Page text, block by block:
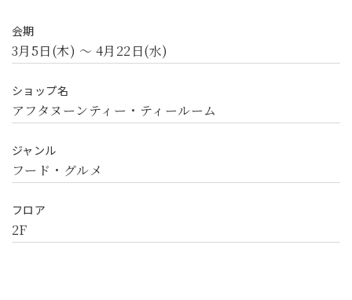
会期
3月5日(木) 〜 4月22日(水)
ショップ名
アフタヌーンティー・ティールーム
ジャンル
フード・グルメ
フロア
2F